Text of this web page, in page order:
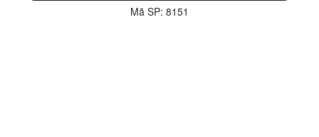
Mã SP: 8151